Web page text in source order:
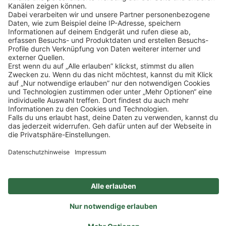
Mehr Informationen
Akzeptieren
Powered by
Klickehier, um alle offenen Jobs zu sehen.
Impressum Datenschutz
Privatsphäre-Einstellungen
Veranstaltungen
FAQ
Sitemap